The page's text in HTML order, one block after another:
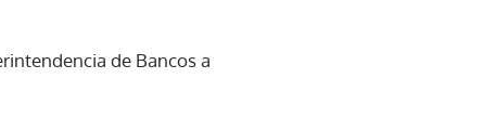
de Bancos a